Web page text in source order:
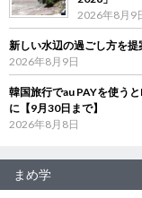
2026年8月9
新しい水辺の過ごし方を
2026年8月9日
韓国旅行でau PAYを使う
に【9月30日まで】
2026年8月8日
まめ学